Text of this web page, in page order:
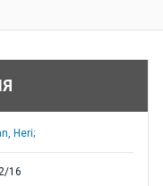
Heri;
16